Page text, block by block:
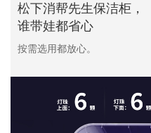
松下消帮先生保洁柜，
谁带娃都省心
按需选用都放心。